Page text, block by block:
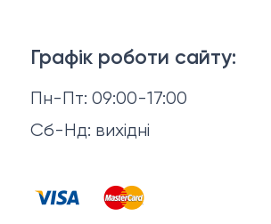
Графік роботи сайту:
Пн-Пт: 09:00-17:00
Сб-Нд: вихідні
Макіяж
Волосся
Чоловіча косметика
Косметика для манікюру та
Відгуки
Договір оферти